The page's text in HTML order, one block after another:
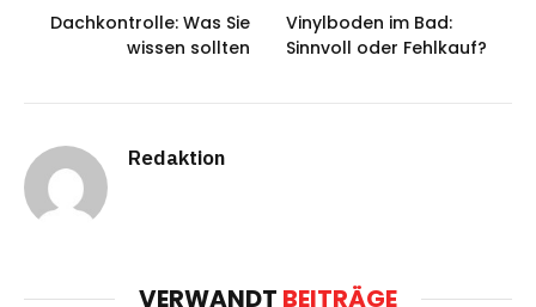
Dachkontrolle: Was Sie
wissen sollten
Vinylboden im Bad:
Sinnvoll oder Fehlkauf?
Redaktion
VERWANDT BEITRÄGE